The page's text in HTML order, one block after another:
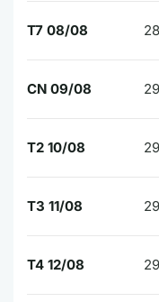
T7 08/08
CN 09/08
T2 10/08
T3 11/08
T4 12/08